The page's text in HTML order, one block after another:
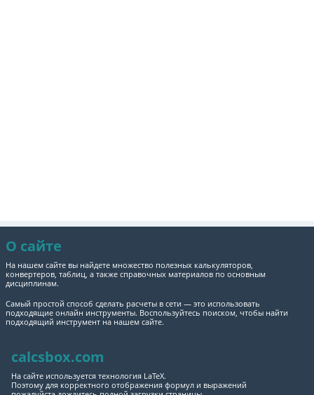
О сайте
На нашем сайте вы найдете множество полезных калькуляторов,
конвертеров, таблиц, а также справочных материалов по основным
дисциплинам.
Самый простой способ сделать расчеты в сети — это использовать
подходящие онлайн инструменты. Воспользуйтесь поиском, чтобы найти
подходящий инструмент на нашем сайте.
calcsbox.com
На сайте используется технология LaTeX.
Поэтому для корректного отображения формул и выражений